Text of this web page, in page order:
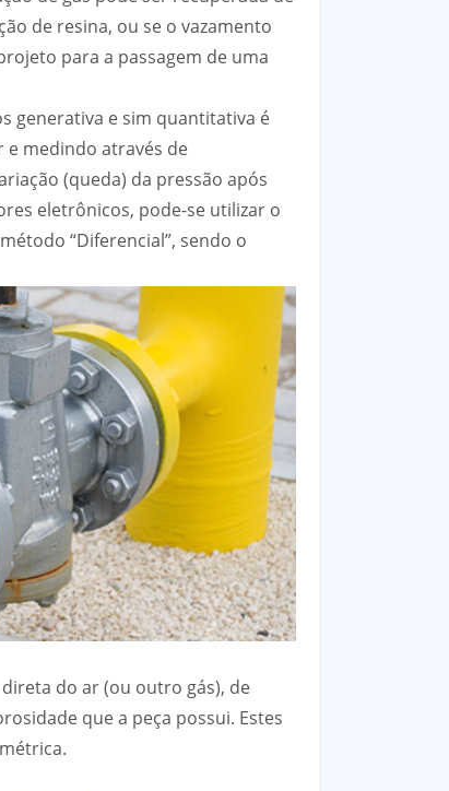
de resina, ou se o vazamento
para a passagem de uma
generativa e sim quantitativa é
e medindo através de
(queda) da pressão após
eletrônicos, pode-se utilizar o
“Diferencial”, sendo o
do ar (ou outro gás), de
que a peça possui. Estes